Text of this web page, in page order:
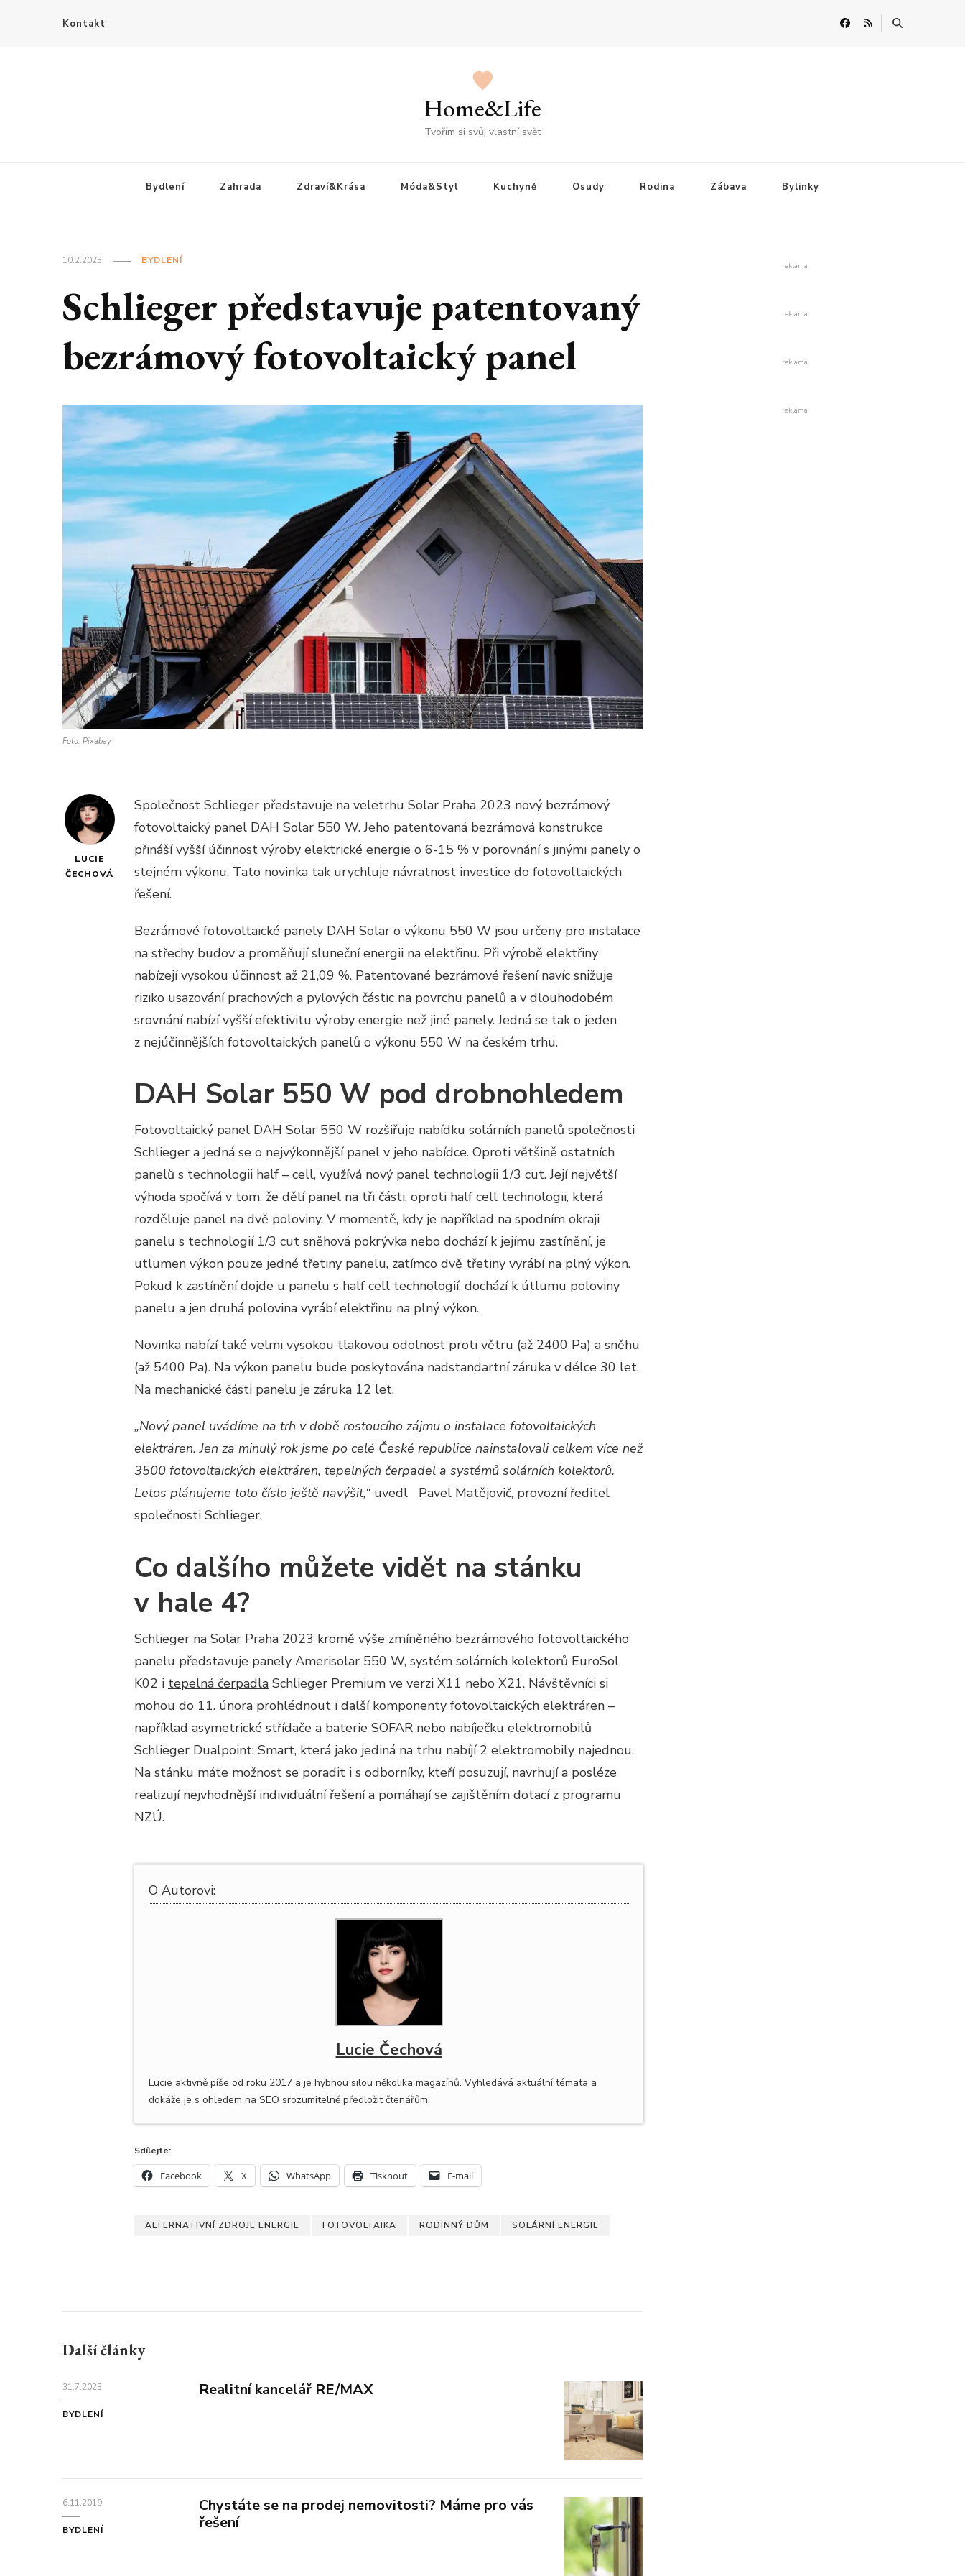
Kontakt
Home&Life
Tvořím si svůj vlastní svět
Bydlení Zahrada Zdraví&Krása Móda&Styl Kuchyně Osudy Rodina Zábava Bylinky
10.2.2023 BYDLENÍ
Schlieger představuje patentovaný
bezrámový fotovoltaický panel
Foto: Pixabay
LUCIE
ČECHOVÁ
Společnost Schlieger představuje na veletrhu Solar Praha 2023 nový bezrámový
fotovoltaický panel DAH Solar 550 W. Jeho patentovaná bezrámová konstrukce
přináší vyšší účinnost výroby elektrické energie o 6-15 % v porovnání s jinými panely o
stejném výkonu. Tato novinka tak urychluje návratnost investice do fotovoltaických
řešení.
Bezrámové fotovoltaické panely DAH Solar o výkonu 550 W jsou určeny pro instalace
na střechy budov a proměňují sluneční energii na elektřinu. Při výrobě elektřiny
nabízejí vysokou účinnost až 21,09 %. Patentované bezrámové řešení navíc snižuje
riziko usazování prachových a pylových částic na povrchu panelů a v dlouhodobém
srovnání nabízí vyšší efektivitu výroby energie než jiné panely. Jedná se tak o jeden
z nejúčinnějších fotovoltaických panelů o výkonu 550 W na českém trhu.
DAH Solar 550 W pod drobnohledem
Fotovoltaický panel DAH Solar 550 W rozšiřuje nabídku solárních panelů společnosti
Schlieger a jedná se o nejvýkonnější panel v jeho nabídce. Oproti většině ostatních
panelů s technologii half – cell, využívá nový panel technologii 1/3 cut. Její největší
výhoda spočívá v tom, že dělí panel na tři části, oproti half cell technologii, která
rozděluje panel na dvě poloviny. V momentě, kdy je například na spodním okraji
panelu s technologií 1/3 cut sněhová pokrývka nebo dochází k jejímu zastínění, je
utlumen výkon pouze jedné třetiny panelu, zatímco dvě třetiny vyrábí na plný výkon.
Pokud k zastínění dojde u panelu s half cell technologií, dochází k útlumu poloviny
panelu a jen druhá polovina vyrábí elektřinu na plný výkon.
Novinka nabízí také velmi vysokou tlakovou odolnost proti větru (až 2400 Pa) a sněhu
(až 5400 Pa). Na výkon panelu bude poskytována nadstandartní záruka v délce 30 let.
Na mechanické části panelu je záruka 12 let.
„Nový panel uvádíme na trh v době rostoucího zájmu o instalace fotovoltaických
elektráren. Jen za minulý rok jsme po celé České republice nainstalovali celkem více než
3500 fotovoltaických elektráren, tepelných čerpadel a systémů solárních kolektorů.
Letos plánujeme toto číslo ještě navýšit,“ uvedl Pavel Matějovič, provozní ředitel
společnosti Schlieger.
Co dalšího můžete vidět na stánku
v hale 4?
Schlieger na Solar Praha 2023 kromě výše zmíněného bezrámového fotovoltaického
panelu představuje panely Amerisolar 550 W, systém solárních kolektorů EuroSol
K02 i tepelná čerpadla Schlieger Premium ve verzi X11 nebo X21. Návštěvníci si
mohou do 11. února prohlédnout i další komponenty fotovoltaických elektráren –
například asymetrické střídače a baterie SOFAR nebo nabíječku elektromobilů
Schlieger Dualpoint: Smart, která jako jediná na trhu nabíjí 2 elektromobily najednou.
Na stánku máte možnost se poradit i s odborníky, kteří posuzují, navrhují a posléze
realizují nejvhodnější individuální řešení a pomáhají se zajištěním dotací z programu
NZÚ.
O Autorovi:
Lucie Čechová
Lucie aktivně píše od roku 2017 a je hybnou silou několika magazínů. Vyhledává aktuální témata a
dokáže je s ohledem na SEO srozumitelně předložit čtenářům.
Sdílejte:
Facebook X WhatsApp Tisknout E-mail
ALTERNATIVNÍ ZDROJE ENERGIE FOTOVOLTAIKA RODINNÝ DŮM SOLÁRNÍ ENERGIE
Další články
31.7.2023
BYDLENÍ
Realitní kancelář RE/MAX
6.11.2019
BYDLENÍ
Chystáte se na prodej nemovitosti? Máme pro vás
řešení
reklama
reklama
reklama
reklama